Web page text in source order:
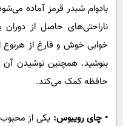
بادوام شبدر قرمز آماده
ناراحتی‌های حاصل از
خوابی خوش و فارغ از
بنوشید. همچنین نوشیدن آن
حافظه کمک می‌کند.
• چای رویبوس: یکی از